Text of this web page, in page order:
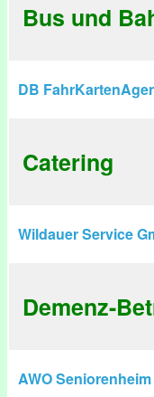
Bus und
DB
Catering
Wildauer Service
Demenz-
AWO